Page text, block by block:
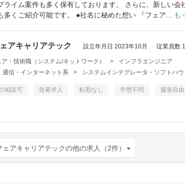
ライム案件も多く保有しております。 さらに、新しい
多くご紹介可能です。 ●社名に秘めた想い 『フェア...
も
アキャリアテック 設立年月日 2023年10月 従業員数
・技術職（システム/ネットワーク） > インフラエンジニア
通信・インターネット系 > システムインテグレータ・ソフトハウ
相談可 急募求人 転勤なし 学歴不問 服装自由
アキャリアテックの他の求人（2件）